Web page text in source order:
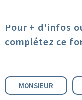
Pour + d'infos
complétez ce
Civilité :MONSIEUR